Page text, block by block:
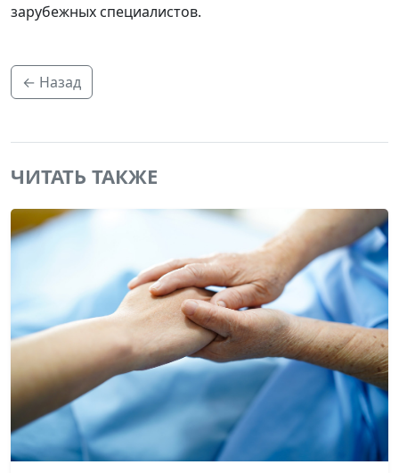
зарубежных специалистов.
← Назад
ЧИТАТЬ ТАКЖЕ